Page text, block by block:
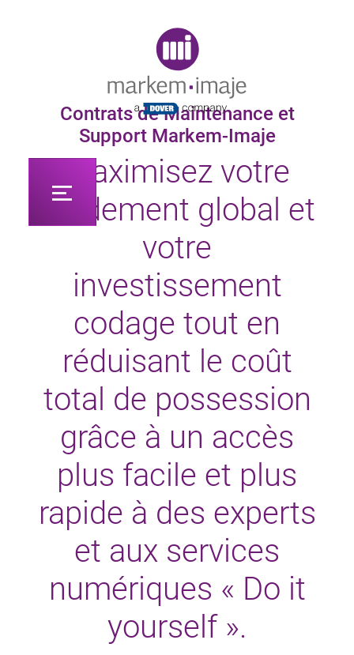
Contrats de Maintenance et
Support Markem-Imaje
Maximisez votre
rendement global et
votre
investissement
codage tout en
réduisant le coût
total de possession
grâce à un accès
plus facile et plus
rapide à des experts
et aux services
numériques « Do it
yourself ».